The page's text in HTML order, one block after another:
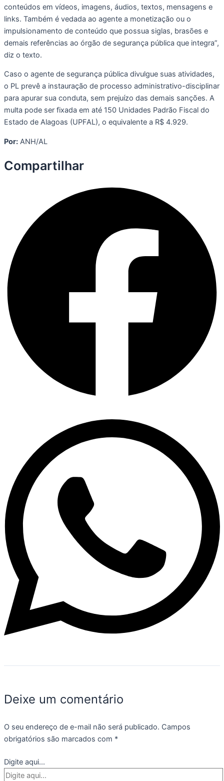
conteúdos em vídeos, imagens, áudios, textos, mensagens e
links. Também é vedada ao agente a monetização ou o
impulsionamento de conteúdo que possua siglas, brasões e
demais referências ao órgão de segurança pública que integra”,
diz o texto.
Caso o agente de segurança pública divulgue suas atividades,
o PL prevê a instauração de processo administrativo-disciplinar
para apurar sua conduta, sem prejuízo das demais sanções. A
multa pode ser fixada em até 150 Unidades Padrão Fiscal do
Estado de Alagoas (UPFAL), o equivalente a R$ 4.929.
Por: ANH/AL
Compartilhar
Deixe um comentário
O seu endereço de e-mail não será publicado. Campos
obrigatórios são marcados com *
Digite aqui...